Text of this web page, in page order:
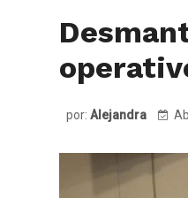
por: Alejandra